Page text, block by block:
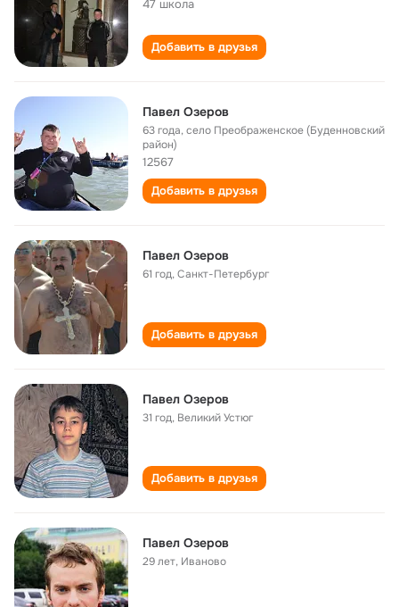
47 школа
Добавить в друзья
Павел Озеров
63 года,село Преображенское (Буденновский
район)
12567
Добавить в друзья
Павел Озеров
61 год,Санкт-Петербург
Добавить в друзья
Павел Озеров
31 год, Великий Устюг
Добавить в друзья
Павел Озеров
29 лет, Иваново